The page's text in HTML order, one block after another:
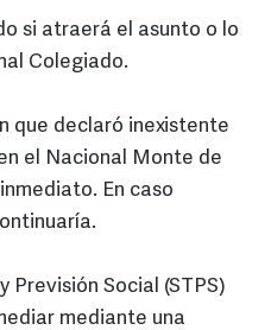
si atraerá el asunto o lo
Colegiado.
que declaró inexistente
el Nacional Monte de
En caso
Previsión Social (STPS)
mediante una